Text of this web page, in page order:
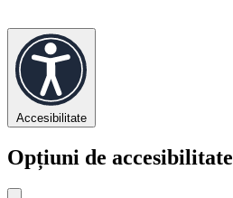
Accesibilitate
Opțiuni de accesibilitate